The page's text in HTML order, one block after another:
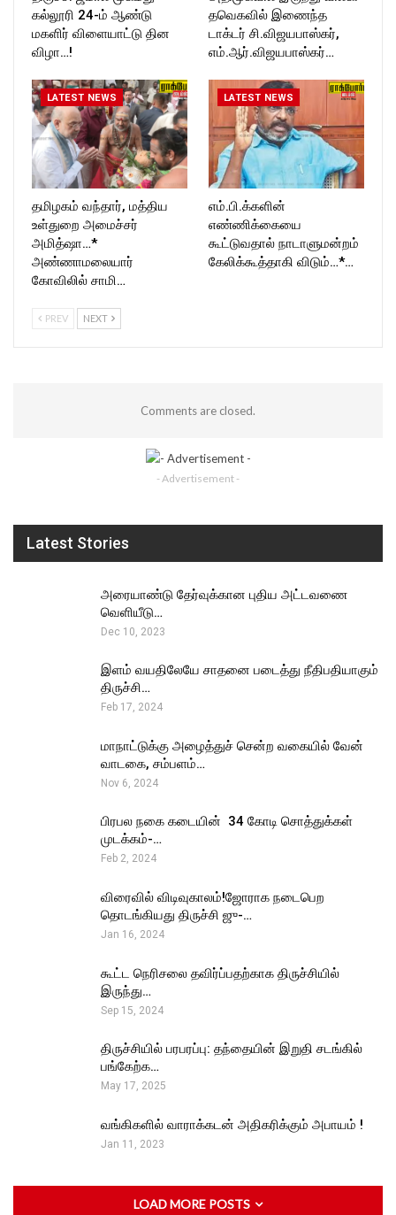
கல்லூரி 24-ம் ஆண்டு
மகளிர் விளையாட்டு தின
விழா…!
தவெகவில் இணைந்த
டாக்டர் சி.விஜயபாஸ்கர்,
எம்.ஆர்.விஜயபாஸ்கர்…
LATEST NEWS
தமிழகம் வந்தார், மத்திய
உள்துறை அமைச்சர்
அமித்ஷா…*
அண்ணாமலையார்
கோவிலில் சாமி…
LATEST NEWS
எம்.பி.க்களின்
எண்ணிக்கையை
கூட்டுவதால் நாடாளுமன்றம்
கேலிக்கூத்தாகி விடும்…*…
PREV NEXT
Comments are closed.
- Advertisement -
Latest Stories
அரையாண்டு தேர்வுக்கான புதிய அட்டவணை
வெளியீடு…
Dec 10, 2023
இளம் வயதிலேயே சாதனை படைத்து நீதிபதியாகும்
திருச்சி…
Feb 17, 2024
மாநாட்டுக்கு அழைத்துச் சென்ற வகையில் வேன்
வாடகை, சம்பளம்…
Nov 6, 2024
பிரபல நகை கடையின் ₹ 34 கோடி சொத்துக்கள்
முடக்கம்-…
Feb 2, 2024
விரைவில் விடிவுகாலம்!ஜோராக நடைபெற
தொடங்கியது திருச்சி ஜு-…
Jan 16, 2024
கூட்ட நெரிசலை தவிர்ப்பதற்காக திருச்சியில்
இருந்து…
Sep 15, 2024
திருச்சியில் பரபரப்பு: தந்தையின் இறுதி சடங்கில்
பங்கேற்க…
May 17, 2025
வங்கிகளில் வாராக்கடன் அதிகரிக்கும் அபாயம் !
Jan 11, 2023
LOAD MORE POSTS